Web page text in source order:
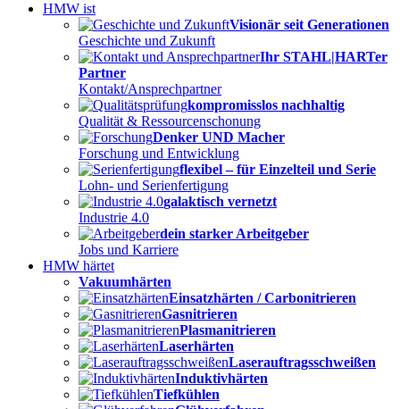
HMW ist
Visionär seit Generationen
Geschichte und Zukunft
Ihr STAHL|HARTer
Partner
Kontakt/Ansprechpartner
kompromisslos nachhaltig
Qualität & Ressourcenschonung
Denker UND Macher
Forschung und Entwicklung
flexibel – für Einzelteil und Serie
Lohn- und Serienfertigung
galaktisch vernetzt
Industrie 4.0
dein starker Arbeitgeber
Jobs und Karriere
HMW härtet
Vakuumhärten
Einsatzhärten / Carbonitrieren
Gasnitrieren
Plasmanitrieren
Laserhärten
Laserauftragsschweißen
Induktivhärten
Tiefkühlen